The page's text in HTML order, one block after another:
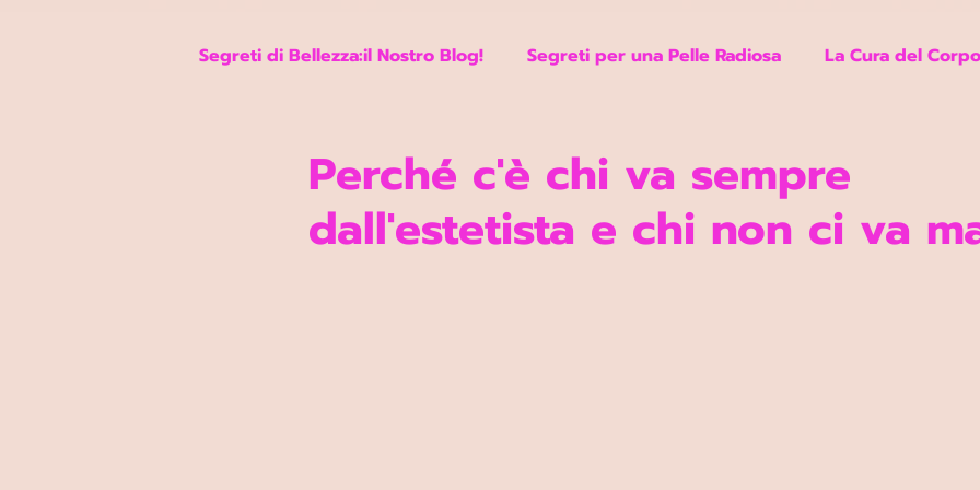
Segreti di Bellezza:il Nostro Blog! Segreti per una Pelle Radiosa La Cura del
Perché c'è chi va sempre
dall'estetista e chi non ci va